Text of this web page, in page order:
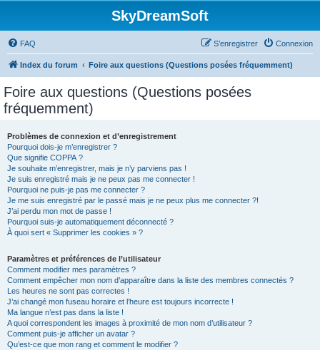
SkyDreamSoft
FAQ Connexion
S’enregistrer
Index du forum Foire aux questions (Questions posées fréquemment)
Foire aux questions (Questions posées
fréquemment)
Problèmes de connexion et d’enregistrement
Pourquoi dois-je m’enregistrer ?
Que signifie COPPA ?
Je souhaite m’enregistrer, mais je n’y parviens pas !
Je suis enregistré mais je ne peux pas me connecter !
Pourquoi ne puis-je pas me connecter ?
Je me suis enregistré par le passé mais je ne peux plus me connecter ?!
J’ai perdu mon mot de passe !
Pourquoi suis-je automatiquement déconnecté ?
À quoi sert « Supprimer les cookies » ?
Paramètres et préférences de l’utilisateur
Comment modifier mes paramètres ?
Comment empêcher mon nom d’apparaître dans la liste des membres connectés ?
Les heures ne sont pas correctes !
J’ai changé mon fuseau horaire et l’heure est toujours incorrecte !
Ma langue n’est pas dans la liste !
A quoi correspondent les images à proximité de mon nom d’utilisateur ?
Comment puis-je afficher un avatar ?
Qu’est-ce que mon rang et comment le modifier ?